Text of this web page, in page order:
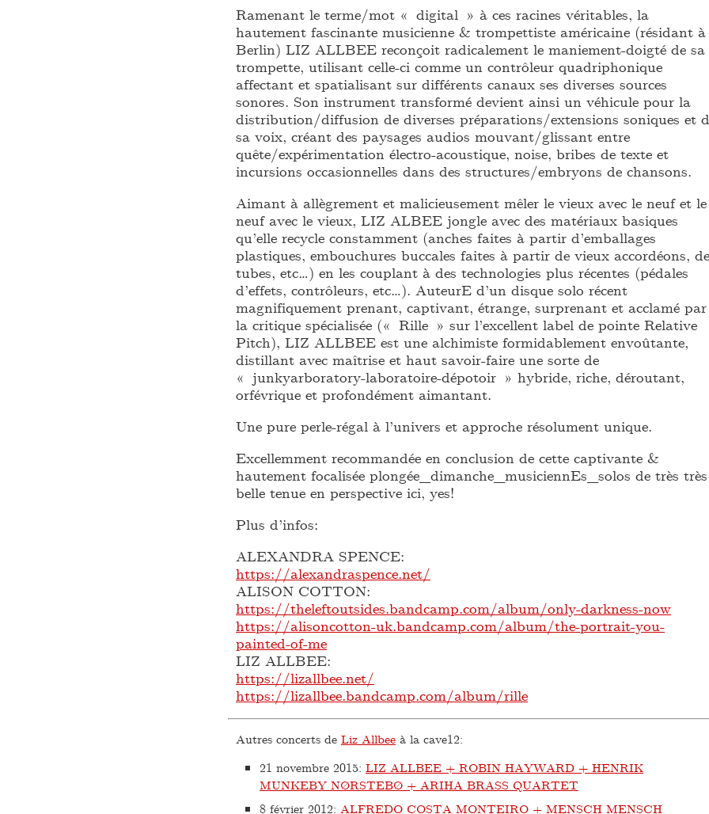
Ramenant le terme/mot « digital » à ces racines véritables, la
hautement fascinante musicienne & trompettiste américaine (résidant à
Berlin) LIZ ALLBEE reconçoit radicalement le maniement-doigté de sa
trompette, utilisant celle-ci comme un contrôleur quadriphonique
affectant et spatialisant sur différents canaux ses diverses sources
sonores. Son instrument transformé devient ainsi un véhicule pour la
distribution/diffusion de diverses préparations/extensions soniques et
sa voix, créant des paysages audios mouvant/glissant entre
quête/expérimentation électro-acoustique, noise, bribes de texte et
incursions occasionnelles dans des structures/embryons de chansons.
Aimant à allègrement et malicieusement mêler le vieux avec le neuf et le
neuf avec le vieux, LIZ ALBEE jongle avec des matériaux basiques
qu’elle recycle constamment (anches faites à partir d’emballages
plastiques, embouchures buccales faites à partir de vieux accordéons, de
tubes, etc…) en les couplant à des technologies plus récentes (pédales
d’effets, contrôleurs, etc…). AuteurE d’un disque solo récent
magnifiquement prenant, captivant, étrange, surprenant et acclamé par
la critique spécialisée (« Rille » sur l’excellent label de pointe Relative
Pitch), LIZ ALLBEE est une alchimiste formidablement envoûtante,
distillant avec maîtrise et haut savoir-faire une sorte de
« junkyarboratory-laboratoire-dépotoir » hybride, riche, déroutant,
orfévrique et profondément aimantant.
Une pure perle-régal à l’univers et approche résolument unique.
Excellemment recommandée en conclusion de cette captivante &
hautement focalisée plongée_dimanche_musiciennEs_solos de très très
belle tenue en perspective ici, yes!
Plus d’infos:
ALEXANDRA SPENCE:
https://alexandraspence.net/
ALISON COTTON:
https://theleftoutsides.bandcamp.com/album/only-darkness-now
https://alisoncotton-uk.bandcamp.com/album/the-portrait-you-
painted-of-me
LIZ ALLBEE:
https://lizallbee.net/
https://lizallbee.bandcamp.com/album/rille
Autres concerts de Liz Allbee à la cave12:
21 novembre 2015: LIZ ALLBEE + ROBIN HAYWARD + HENRIK
MUNKEBY NØRSTEBØ + ARIHA BRASS QUARTET
8 février 2012: ALFREDO COSTA MONTEIRO + MENSCH MENSCH